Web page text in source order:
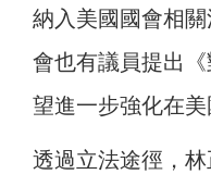
納入美國國會相
會也有議員提出
望進一步強化在美
透過立法途徑，